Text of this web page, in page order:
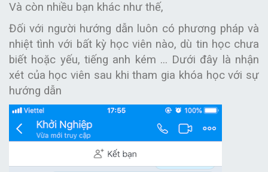
Và còn nhiều bạn khác như thế,
Đối với người hướng dẫn luôn có phương pháp và
nhiệt tình với bất kỳ học viên nào, dù tin học chưa
biết hoặc yếu, tiếng anh kém ... Dưới đây là nhận
xét của học viên sau khi tham gia khóa học với sự
hướng dẫn